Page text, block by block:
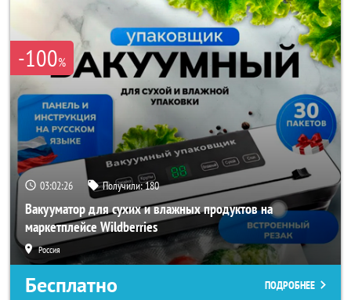
-100%
03:02:24 Получили:180
Вакууматор для сухих и влажных продуктов на
маркетплейсе Wildberries
Россия
Бесплатно ПОДРОБНЕЕ